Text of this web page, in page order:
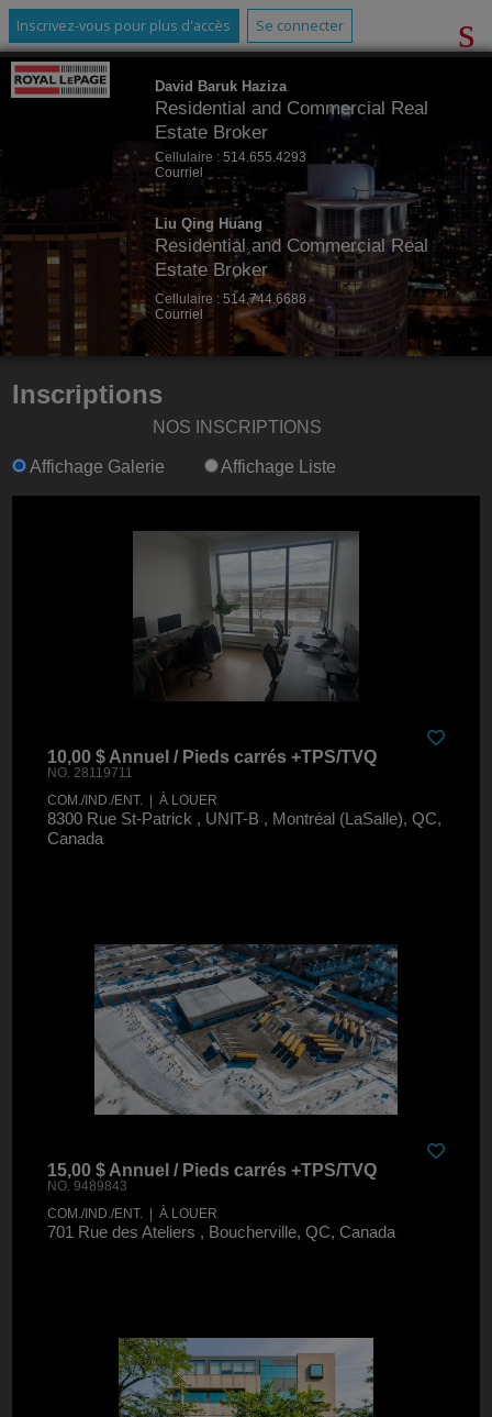
Inscrivez-vous pour plus d'accès Se connecter
David Baruk Haziza
Residential and Commercial Real
Estate Broker
Cellulaire : 514.655.4293
Courriel
Liu Qing Huang
Residential and Commercial Real
Estate Broker
Cellulaire : 514.744.6688
Courriel
Inscriptions
NOS INSCRIPTIONS
Affichage Galerie Affichage Liste
10,00 $ Annuel / Pieds carrés +TPS/TVQ
NO. 28119711
COM./IND./ENT. | À LOUER
8300 Rue St-Patrick , UNIT-B , Montréal (LaSalle), QC,
Canada
15,00 $ Annuel / Pieds carrés +TPS/TVQ
NO. 9489843
COM./IND./ENT. | À LOUER
701 Rue des Ateliers , Boucherville, QC, Canada